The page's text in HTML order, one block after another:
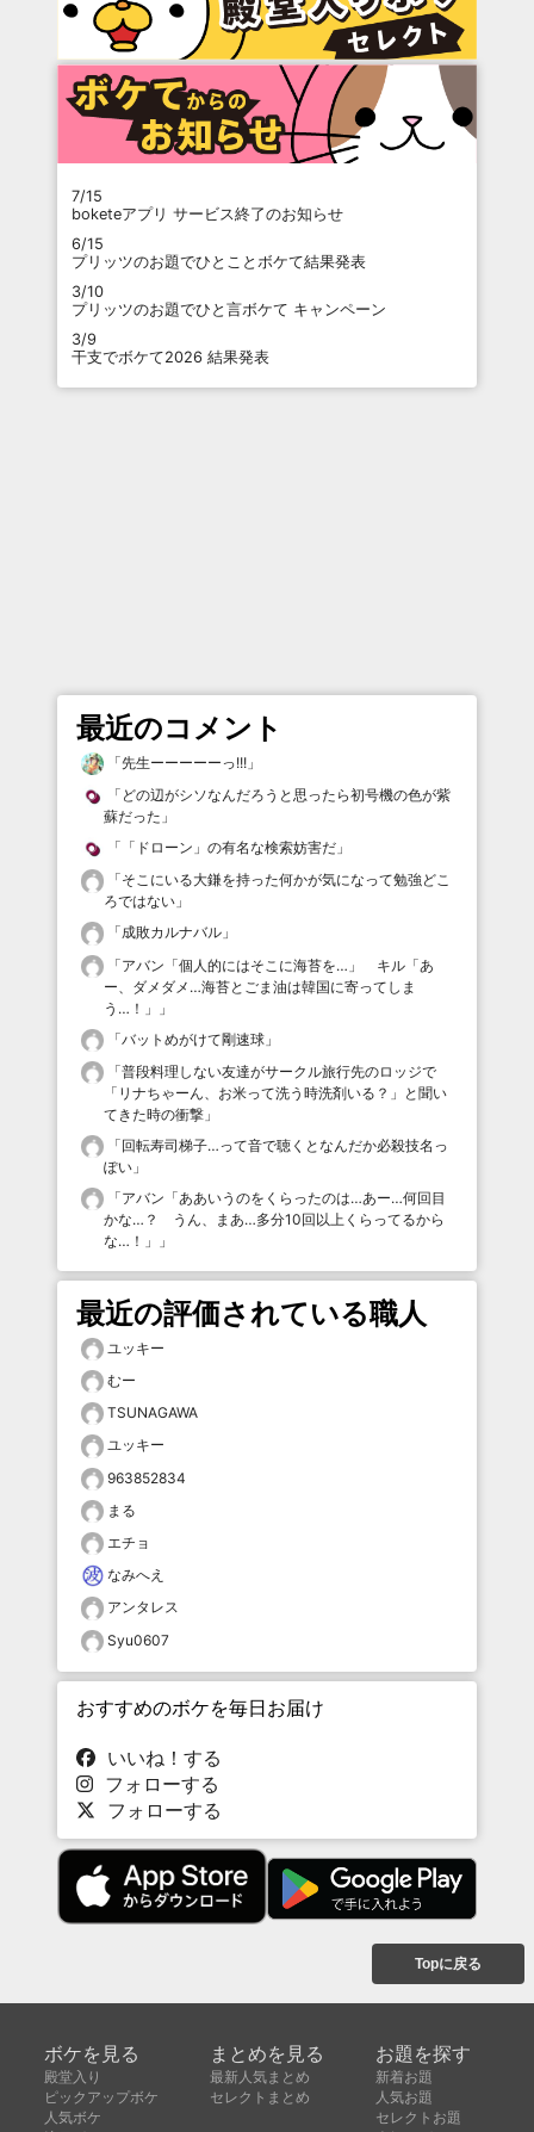
7/15
boketeアプリ サービス終了のお知らせ
6/15
プリッツのお題でひとことボケて結果発表
3/10
プリッツのお題でひと言ボケて キャンペーン
3/9
干支でボケて2026 結果発表
最近のコメント
「先生ーーーーーっ!!! 」
「 どの辺がシソなんだろうと思ったら初号機の色が紫
蘇だった 」
「 「ドローン」の有名な検索妨害だ 」
「そこにいる大鎌を持った何かが気になって勉強どこ
ろではない 」
「成敗カルナバル 」
「アバン「個人的にはそこに海苔を…」 キル「あ
ー、ダメダメ…海苔とごま油は韓国に寄ってしま
う…！」
」
「バットめがけて剛速球 」
「普段料理しない友達がサークル旅行先のロッジで
「リナちゃーん、お米って洗う時洗剤いる？」と聞い
てきた時の衝撃 」
「回転寿司梯子…って音で聴くとなんだか必殺技名っ
ぽい 」
「アバン「ああいうのをくらったのは…あー…何回目
かな…？ うん、まあ…多分10回以上くらってるから
な…！」
」
最近の評価されている職人
ユッキー
むー
TSUNAGAWA
ユッキー
963852834
まる
エチョ
なみへえ
アンタレス
Syu0607
おすすめのボケを毎日お届け
いいね！する
フォローする
フォローする
Topに戻る
ボケを見る
殿堂入り
ピックアップボケ
人気ボケ
まとめを見る
最新人気まとめ
セレクトまとめ
お題を探す
新着お題
人気お題
セレクトお題